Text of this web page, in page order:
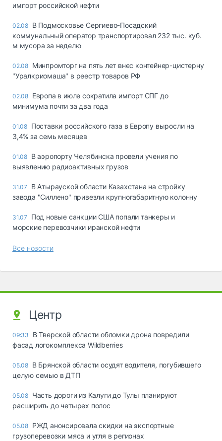
импорт российской нефти
02.08 В Подмосковье Сергиево-Посадский
коммунальный оператор транспортировал 232 тыс. куб.
м мусора за неделю
02.08 Минпромторг на пять лет внес контейнер-цистерну
"Уралкриомаша" в реестр товаров РФ
02.08 Европа в июле сократила импорт СПГ до
минимума почти за два года
01.08 Поставки российского газа в Европу выросли на
3,4% за семь месяцев
01.08 В аэропорту Челябинска провели учения по
выявлению радиоактивных грузов
31.07
В Атырауской области Казахстана на стройку
завода "Силлено" привезли крупногабаритную колонну
31.07
Под новые санкции США попали танкеры и
морские перевозчики иранской нефти
Все новости
Центр
09:33
В Тверской области обломки дрона повредили
фасад логокомплекса Wildberries
05.08 В Брянской области осудят водителя, погубившего
целую семью в ДТП
05.08 Часть дороги из Калуги до Тулы планируют
расширить до четырех полос
05.08 РЖД анонсировала скидки на экспортные
грузоперевозки мяса и угля в регионах